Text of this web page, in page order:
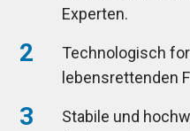
Experten.
Technologisch
lebensrettenden
Stabile und